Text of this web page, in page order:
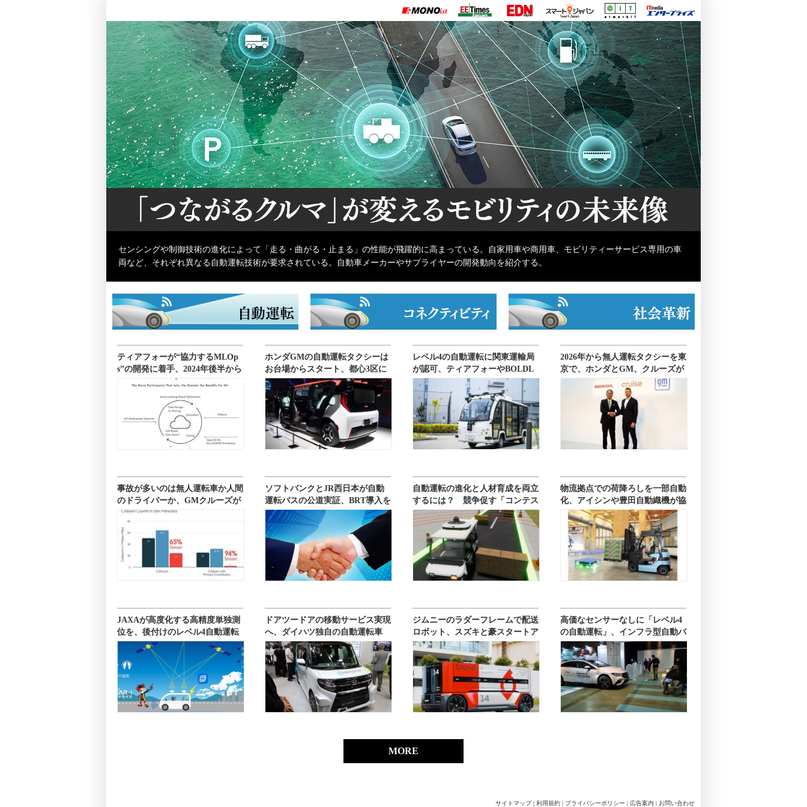
センシングや制御技術の進化によって「走る・曲がる・止まる」の性能が飛躍的に高まっている。自家用車や商用車、モビリティーサービス専用の車
両など、それぞれ異なる自動運転技術が要求されている。自動車メーカーやサプライヤーの開発動向を紹介する。
ティアフォーが“協力するMLOp
s”の開発に着手、2024年後半から
ホンダGMの自動運転タクシーは
お台場からスタート、都心3区に
も拡大
レベル4の自動運転に関東運輸局
が認可、ティアフォーやBOLDL
Yの車両
2026年から無人運転タクシーを東
京で、ホンダとGM、クルーズが
事故が多いのは無人運転車か人間
のドライバーか、GMクルーズが
検証
ソフトバンクとJR西日本が自動
運転バスの公道実証、BRT導入を
想定
自動運転の進化と人材育成を両立
するには？ 競争促す「コンテス
ト」
物流拠点での荷降ろしを一部自動
化、アイシンや豊田自動織機が協
力
JAXAが高度化する高精度単独測
位を、後付けのレベル4自動運転
に適用
ドアツードアの移動サービス実現
へ、ダイハツ独自の自動運転車
ジムニーのラダーフレームで配送
ロボット、スズキと豪スタートア
ップ
高価なセンサーなしに「レベル4
の自動運転」、インフラ型自動バ
レーパーキング
MORE
サイトマップ| 利用規約 | プライバシーポリシー | 広告案内 | お問い合わせ